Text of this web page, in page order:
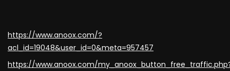
https://www.anoox.com/?
acl_id=19048&user_id=0&meta=957457
https://www.anoox.com/